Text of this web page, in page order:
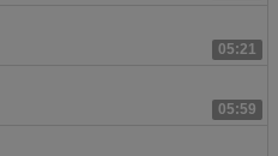
05:21
05:59